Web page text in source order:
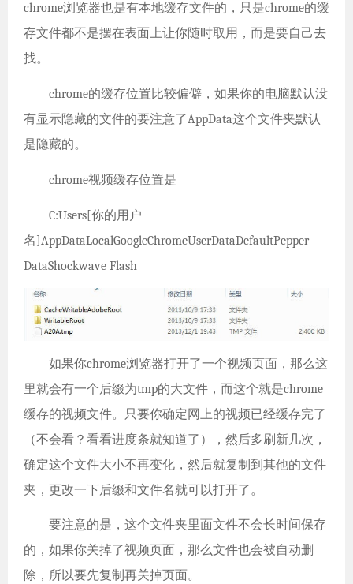
chrome浏览器也是有本地缓存文件的，只是chrome的缓
存文件都不是摆在表面上让你随时取用，而是要自己去
找。
chrome的缓存位置比较偏僻，如果你的电脑默认没
有显示隐藏的文件的要注意了AppData这个文件夹默认
是隐藏的。
chrome视频缓存位置是
C:Users[你的用户
名]AppDataLocalGoogleChromeUserDataDefaultPepper
DataShockwave Flash
如果你chrome浏览器打开了一个视频页面，那么这
里就会有一个后缀为tmp的大文件，而这个就是chrome
缓存的视频文件。只要你确定网上的视频已经缓存完了
（不会看？看看进度条就知道了），然后多刷新几次，
确定这个文件大小不再变化，然后就复制到其他的文件
夹，更改一下后缀和文件名就可以打开了。
要注意的是，这个文件夹里面文件不会长时间保存
的，如果你关掉了视频页面，那么文件也会被自动删
除，所以要先复制再关掉页面。